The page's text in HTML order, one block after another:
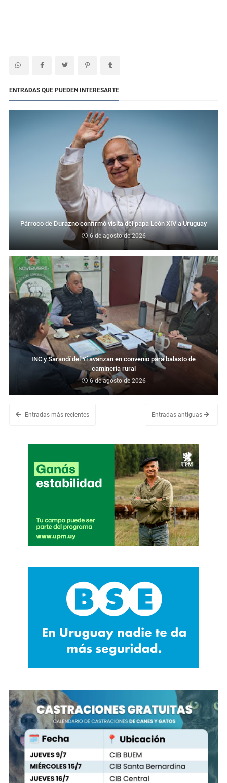
ENTRADAS QUE PUEDEN INTERESARTE
Párroco de Durazno confirmó visita del papa León XIV a Uruguay
6 de agosto de 2026
INC y Sarandí del Yí avanzan en convenio para balasto de
caminería rural
6 de agosto de 2026
Entradas más recientes Entradas antiguas